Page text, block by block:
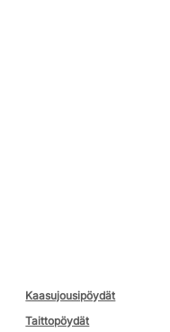
Kaasujousipöydät
Taittopöydät